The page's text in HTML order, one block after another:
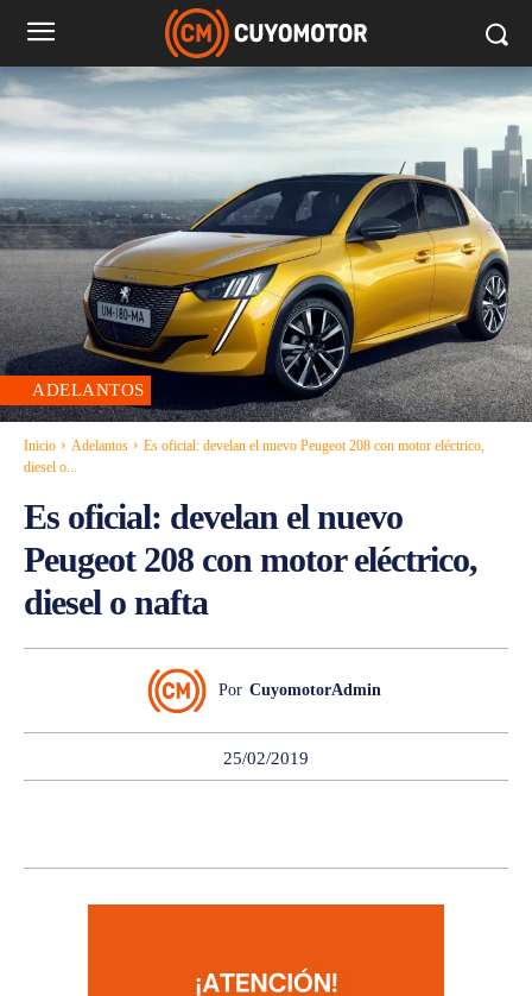
ADELANTOS
Inicio Adelantos
Es oficial: develan el nuevo Peugeot 208 con motor eléctrico,
diesel o...
Es oficial: develan el nuevo
Peugeot 208 con motor eléctrico,
diesel o nafta
Por CuyomotorAdmin
25/02/2019